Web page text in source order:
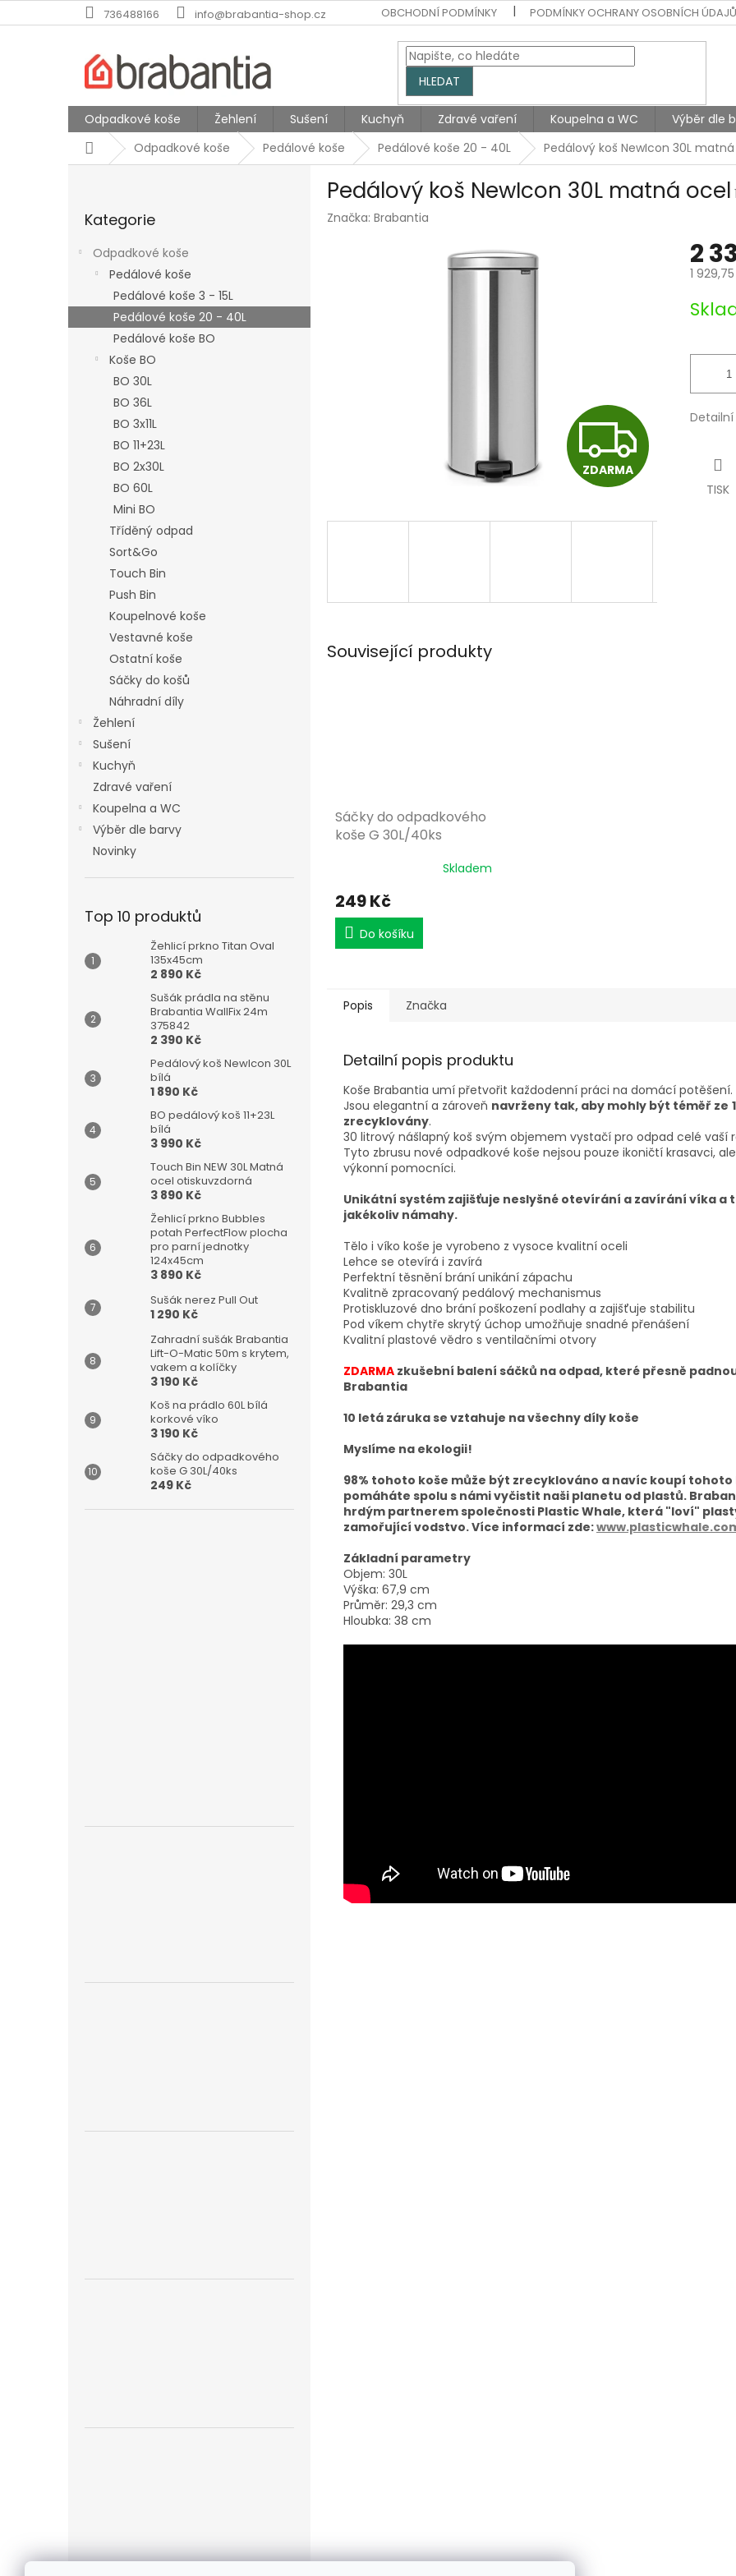
na
736488166 info@brabantia-shop.cz OBCHODNÍ PODMÍNKY PODMÍNKY OCHRANY OSOBNÍCH ÚDAJŮ
HLEDAT
Odpadkové koše Žehlení Sušení Kuchyň Zdravé vaření Koupelna a WC Výběr dle
DomůOdpadkové koše Pedálové koše Pedálové koše 20 - 40L Pedálový koš NewIcon 30L
kategorie
Kategorie
Odpadkové koše
Pedálové koše
Pedálové koše 3 - 15L
Pedálové koše 20 - 40L
Pedálové koše BO
Koše BO
BO 30L
BO 36L
BO 3x11L
BO 11+23L
BO 2x30L
BO 60L
Mini BO
Tříděný odpad
Sort&Go
Touch Bin
Push Bin
Koupelnové koše
Vestavné koše
Ostatní koše
Sáčky do košů
Náhradní díly
Žehlení
Sušení
Kuchyň
Zdravé vaření
Koupelna a WC
Výběr dle barvy
Novinky
Top 10 produktů
Žehlicí prkno Titan Oval
135x45cm
2 890 Kč
Sušák prádla na stěnu
Brabantia WallFix 24m
375842
2 390 Kč
Pedálový koš NewIcon 30L
bílá
1 890 Kč
BO pedálový koš 11+23L
bílá
3 990 Kč
Touch Bin NEW 30L Matná
ocel otiskuvzdorná
3 890 Kč
Žehlicí prkno Bubbles
potah PerfectFlow plocha
pro parní jednotky
124x45cm
3 890 Kč
Sušák nerez Pull Out
1 290 Kč
Zahradní sušák Brabantia
Lift-O-Matic 50m s krytem,
vakem a kolíčky
3 190 Kč
Koš na prádlo 60L bílá
korkové víko
3 190 Kč
Sáčky do odpadkového
koše G 30L/40ks
249 Kč
Pedálový koš NewIcon 30L matná ocel
Značka: Brabantia
Z
D
R
ZDARMA
2
1
cena:
TISK
Související produkty
Sáčky do odpadkového
koše G 30L/40ks
Skladem
249 Kč
Do košíku
Popis Značka
Detailní popis produktu
Koše Brabantia umí přetvořit každodenní práci na domácí potěšení.
Jsou elegantní a zároveň navrženy tak, aby mohly být téměř ze
zrecyklovány.
30 litrový nášlapný koš svým objemem vystačí pro odpad celé vaší
Tyto zbrusu nové odpadkové koše nejsou pouze ikoničtí krasavci,
výkonní pomocníci.
Unikátní systém zajišťuje neslyšné otevírání a zavírání víka a
jakékoliv námahy.
Tělo i víko koše je vyrobeno z vysoce kvalitní oceli
Lehce se otevírá i zavírá
Perfektní těsnění brání unikání zápachu
Kvalitně zpracovaný pedálový mechanismus
Protiskluzové dno brání poškození podlahy a zajišťuje stabilitu
Pod víkem chytře skrytý úchop umožňuje snadné přenášení
Kvalitní plastové vědro s ventilačními otvory
ZDARMA zkušební balení sáčků na odpad, které přesně
Brabantia
10 letá záruka se vztahuje na všechny díly koše
Myslíme na ekologii!
98% tohoto koše může být zrecyklováno a navíc koupí tohoto
pomáháte spolu s námi vyčistit naši planetu od plastů.
hrdým partnerem společnosti Plastic Whale, která "loví"
zamořující vodstvo. Více informací zde:
Základní parametry
Objem: 30L
Výška: 67,9 cm
Průměr: 29,3 cm
Hloubka: 38 cm